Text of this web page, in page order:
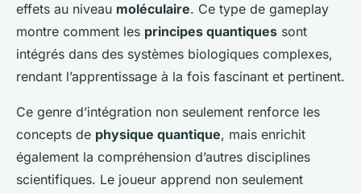
effets au niveau moléculaire. Ce type de gameplay
montre comment les principes quantiques sont
intégrés dans des systèmes biologiques complexes,
rendant l’apprentissage à la fois fascinant et pertinent.
Ce genre d’intégration non seulement renforce les
concepts de physique quantique, mais enrichit
également la compréhension d’autres disciplines
scientifiques. Le joueur apprend non seulement